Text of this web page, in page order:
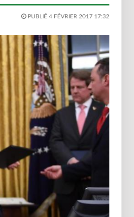
PUBLIÉ 4 FÉVRIER 2017 17:32